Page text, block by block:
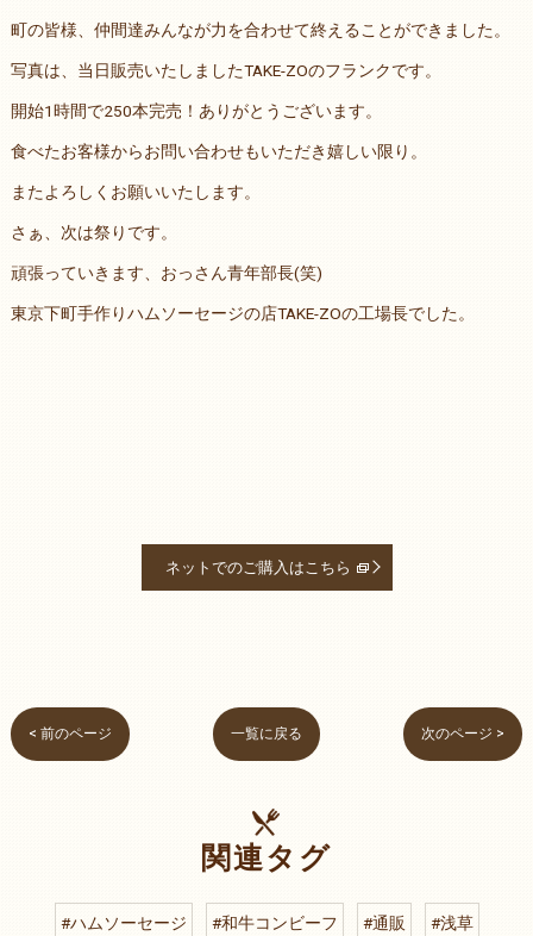
町の皆様、仲間達みんなが力を合わせて終えることができました。
写真は、当日販売いたしましたTAKE-ZOのフランクです。
開始1時間で250本完売！ありがとうございます。
食べたお客様からお問い合わせもいただき嬉しい限り。
またよろしくお願いいたします。
さぁ、次は祭りです。
頑張っていきます、おっさん青年部長(笑)
東京下町手作りハムソーセージの店TAKE-ZOの工場長でした。
ネットでのご購入はこちら
< 前のページ 一覧に戻る 次のページ >
関連タグ
#ハムソーセージ #和牛コンビーフ #通販 #浅草